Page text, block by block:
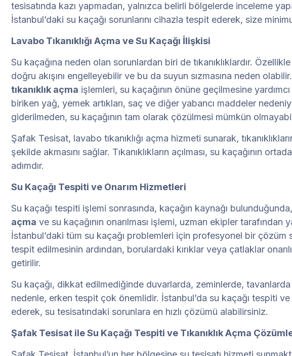
tesisatında kazı yapmadan, yalnızca belirli bölgelerde inceleme
İstanbul’daki su kaçağı sorunlarını cihazla tespit ederek, size
Lavabo Tıkanıklığı Açma ve Su Kaçağı İlişkisi
Su kaçağına neden olan sorunlardan biri de tıkanıklıklardır.
doğru akışını engelleyebilir ve bu da suyun sızmasına neden olabilir.
tıkanıklık açma işlemleri, su kaçağının önüne geçilmesine
biriken yağ, yemek artıkları, saç ve diğer yabancı maddeler
giderilmeden, su kaçağının tam olarak çözülmesi mümkün
Şafak Tesisat, lavabo tıkanıklığı açma hizmeti sunarak,
şekilde akmasını sağlar. Tıkanıklıkların açılması, su kaçağının
adımdır.
Su Kaçağı Tespiti ve Onarım Hizmetleri
Su kaçağı tespiti işlemi sonrasında, kaçağın kaynağı bulunduğunda,
açma ve su kaçağının onarılması işlemi, uzman ekipler tarafından
İstanbul’daki tüm su kaçağı problemleri için profesyonel bir çözüm
tespit edilmesinin ardından, borulardaki kırıklar veya çatlaklar
getirilir.
Su kaçağı, dikkat edilmediğinde duvarlarda, zeminlerde,
nedenle, erken tespit çok önemlidir. İstanbul’da su kaçağı tespiti ve
ederek, su tesisatındaki sorunlara en hızlı çözümü alabilirsiniz.
Şafak Tesisat ile Su Kaçağı Tespiti ve Tıkanıklık Açma